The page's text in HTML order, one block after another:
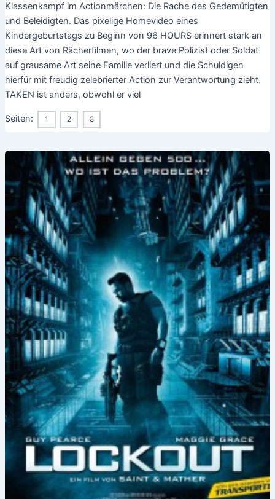
Klassenkampf im Actionmärchen: Die Rache des Gedemütigten
und Beleidigten. Das pixelige Homevideo eines
Kindergeburtstags zu Beginn von 96 HOURS erinnert stark an
diese Art von Rächerfilmen, wo der brave Polizist oder Soldat
auf grausame Art seine Familie verliert und die Schuldigen
hierfür mit freudig zelebrierter Action zur Verantwortung zieht.
TAKEN ist anders, obwohl er viel
Seiten: 1 2 3